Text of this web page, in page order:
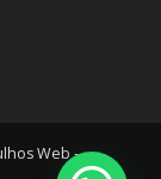
Web -